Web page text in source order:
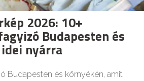
2026: 10+
Budapesten és
nyárra
Budapesten és környékén, amit